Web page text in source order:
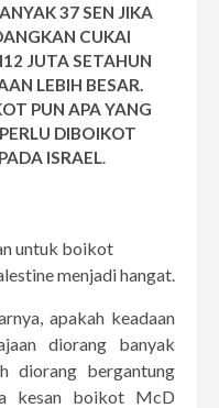
37 SEN JIKA
CUKAI
JUTA SETAHUN
LEBIH BESAR.
PUN APA YANG
DIBOIKOT
ISRAEL.
untuk boikot
menjadi hangat.
apakah keadaan
diorang banyak
diorang bergantung
kesan boikot McD